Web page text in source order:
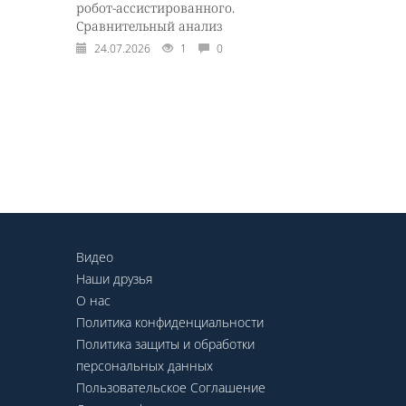
робот-ассистированного.
Сравнительный анализ
24.07.2026 1 0
Видео
Наши друзья
О нас
Политика конфиденциальности
Политика защиты и обработки
персональных данных
Пользовательское Соглашение